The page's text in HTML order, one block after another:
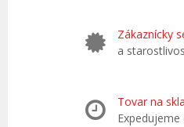
Zákaznícky
a
Tovar na
Expedujeme